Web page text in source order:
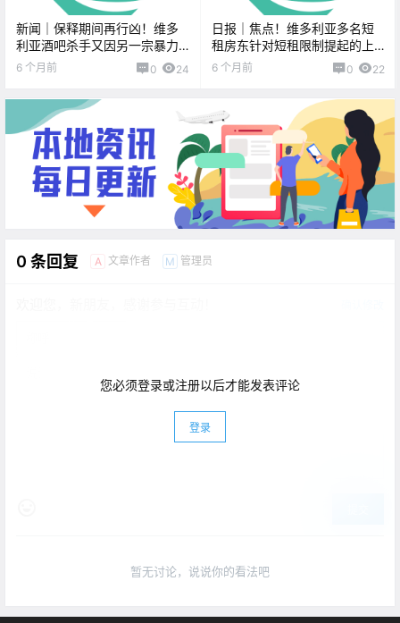
新闻｜保释期间再行凶！维多
利亚酒吧杀手又因另一宗暴力
案被判刑！Cineplex $3.99亲
6 个月前 0 24
日报｜焦点！维多利亚多名短
租房东针对短租限制提起的上
诉被驳回！BC省要放松中医药
监管，未持牌者也能开药？
6 个月前 0 22
0 条回复 A 文章作者 M 管理员
您必须登录或注册以后才能发表评论
登录
暂无讨论，说说你的看法吧